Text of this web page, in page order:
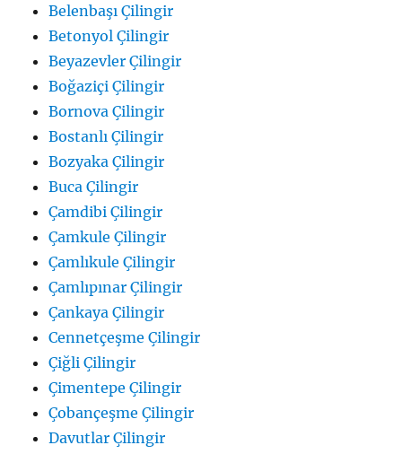
Belenbaşı Çilingir
Betonyol Çilingir
Beyazevler Çilingir
Boğaziçi Çilingir
Bornova Çilingir
Bostanlı Çilingir
Bozyaka Çilingir
Buca Çilingir
Çamdibi Çilingir
Çamkule Çilingir
Çamlıkule Çilingir
Çamlıpınar Çilingir
Çankaya Çilingir
Cennetçeşme Çilingir
Çiğli Çilingir
Çimentepe Çilingir
Çobançeşme Çilingir
Davutlar Çilingir